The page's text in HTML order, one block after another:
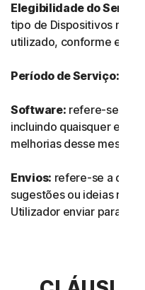
Elegibilidade do Serviço:
tipo de Dispositivos no
utilizado, conforme
Período de Serviço:
Software: refere-se a
incluindo quaisquer
melhorias desse mesmo
Envios: refere-se a
sugestões ou ideias
Utilizador enviar para nós.